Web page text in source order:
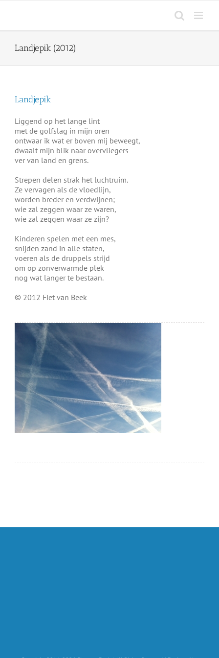
Landjepik (2012)
Landjepik
Liggend op het lange lint
met de golfslag in mijn oren
ontwaar ik wat er boven mij beweegt,
dwaalt mijn blik naar overvliegers
ver van land en grens.
Strepen delen strak het luchtruim.
Ze vervagen als de vloedlijn,
worden breder en verdwijnen;
wie zal zeggen waar ze waren,
wie zal zeggen waar ze zijn?
Kinderen spelen met een mes,
snijden zand in alle staten,
voeren als de druppels strijd
om op zonverwarmde plek
nog wat langer te bestaan.
© 2012 Fiet van Beek